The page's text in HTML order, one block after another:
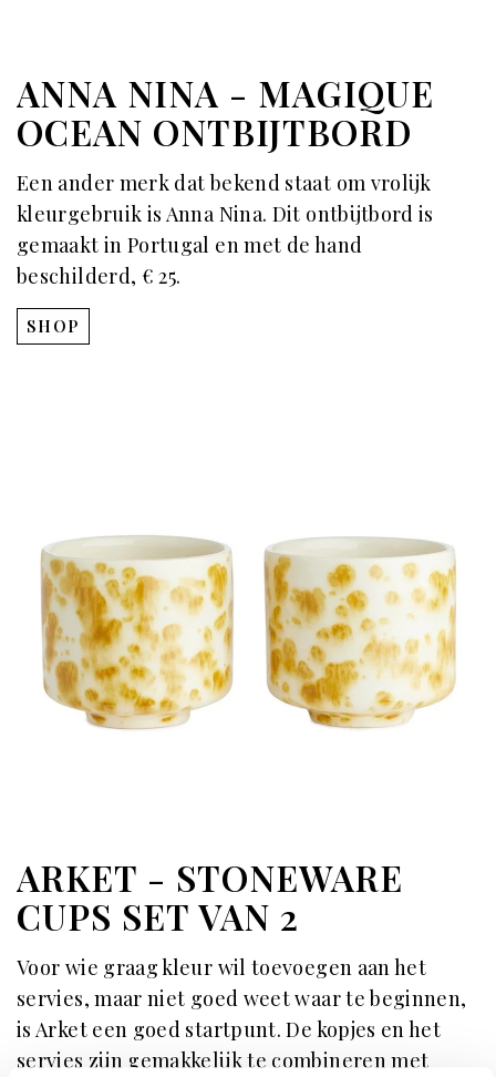
ANNA NINA - MAGIQUE
OCEAN ONTBIJTBORD
Een ander merk dat bekend staat om vrolijk
kleurgebruik is Anna Nina. Dit ontbijtbord is
gemaakt in Portugal en met de hand
beschilderd, € 25.
SHOP
ARKET - STONEWARE
CUPS SET VAN 2
Voor wie graag kleur wil toevoegen aan het
servies, maar niet goed weet waar te beginnen,
is Arket een goed startpunt. De kopjes en het
servies zijn gemakkelijk te combineren met